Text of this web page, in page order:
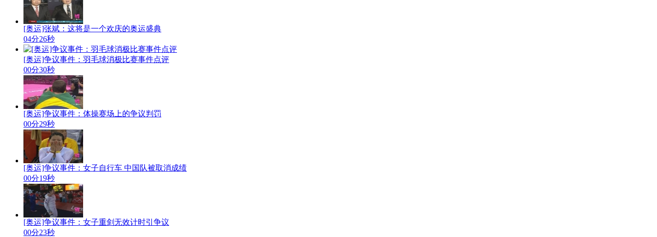
[奥运]张斌：这将是一个欢庆的奥运盛典
04分26秒
[奥运]争议事件：羽毛球消极比赛事件点评
00分30秒
[奥运]争议事件：体操赛场上的争议判罚
00分29秒
[奥运]争议事件：女子自行车 中国队被取消成绩
00分19秒
[奥运]争议事件：女子重剑无效计时引争议
00分23秒